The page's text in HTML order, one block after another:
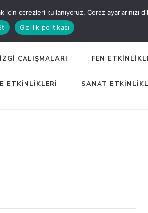
ÇALIŞMALARI FEN
ETKİNLİKLERİ SANAT
çerezleri kullanıyoruz. Çerez
Gizlilik politikası